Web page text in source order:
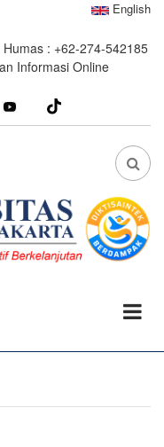
English
: +62-274-542185
Informasi Online
youtube
FA